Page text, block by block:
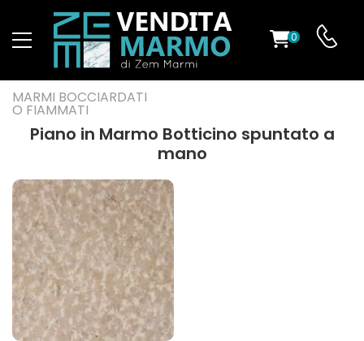
0
MARMI BOCCIARDATI
O FIAMMATI
Piano in Marmo Botticino spuntato a
mano